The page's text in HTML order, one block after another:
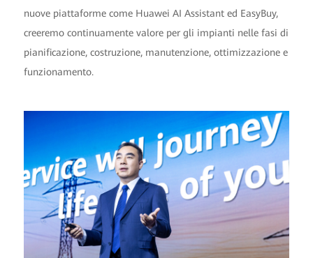
nuove piattaforme come Huawei AI Assistant ed EasyBuy,
creeremo continuamente valore per gli impianti nelle fasi di
pianificazione, costruzione, manutenzione, ottimizzazione e
funzionamento.